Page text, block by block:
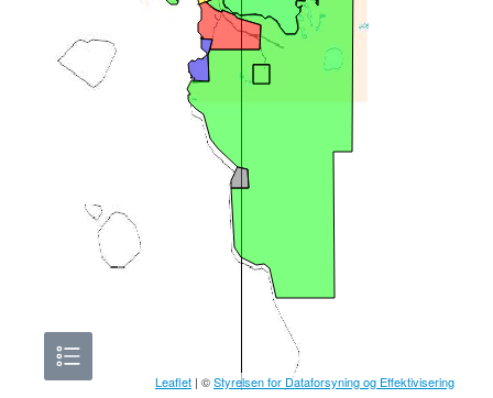
Leaflet | ©Styrelsen for Dataforsyning og Effektivisering